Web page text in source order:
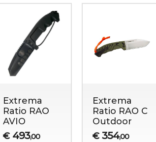
Extrema
Ratio RAO
AVIO
€ 493,00
Extrema
Ratio RAO C
Outdoor
€ 354,00